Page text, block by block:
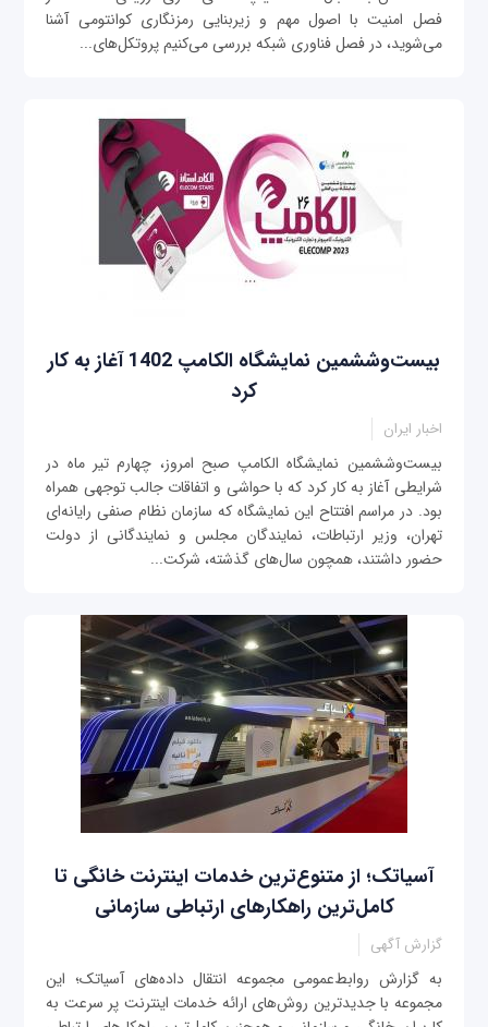
فصل امنیت با اصول مهم و زیربنایی رمزنگاری کوانتومی آشنا
می‌شوید، در فصل فناوری شبکه بررسی می‌کنیم پروتکل‌های...
بیست‌وششمین نمایشگاه الکامپ 1402 آغاز به کار
کرد
اخبار ایران
بیست‌وششمین نمایشگاه الکامپ صبح امروز، چهارم تیر ماه در
شرایطی آغاز به کار کرد که با حواشی و اتفاقات جالب توجهی همراه
بود. در مراسم افتتاح این نمایشگاه که سازمان نظام صنفی رایانه‌ای
تهران، وزیر ارتباطات، نمایندگان مجلس و نمایندگانی از دولت
حضور داشتند، همچون سال‌های گذشته، شرکت‌...
آسیاتک؛ از متنوع‌ترین خدمات اینترنت خانگی تا
کامل‌ترین راهکارهای ارتباطی سازمانی
گزارش آگهی
به گزارش روابط‌عمومی مجموعه انتقال داده‌های آسیاتک؛ این
مجموعه با جدیدترین روش‌های ارائه خدمات اینترنت پر سرعت به